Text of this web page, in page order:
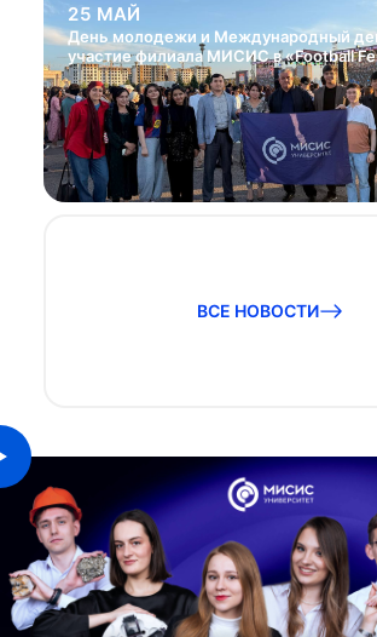
25 МАЙ
День молодежи и Международный
участие филиала МИСИС в «Football
ВСЕ НОВОСТИ